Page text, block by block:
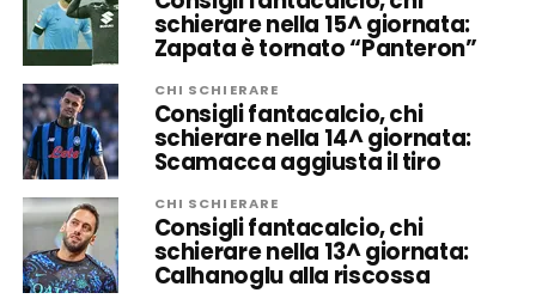
schierare nella 15^ giornata:
Zapata è tornato “Panteron”
CHI SCHIERARE
Consigli fantacalcio, chi
schierare nella 14^ giornata:
Scamacca aggiusta il tiro
CHI SCHIERARE
Consigli fantacalcio, chi
schierare nella 13^ giornata:
Calhanoglu alla riscossa